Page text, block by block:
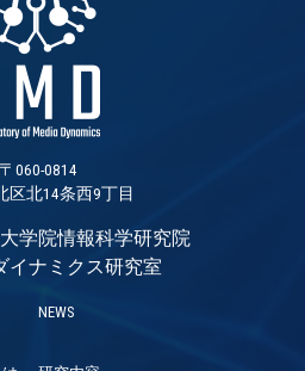
〒060-0814
区北14条西9丁目
学院情報科学研究院
イナミクス研究室
NEWS